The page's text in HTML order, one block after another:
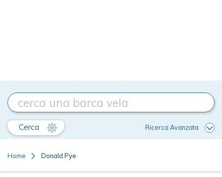
Cerca Ricerca Avanzata
Home Donald Pye